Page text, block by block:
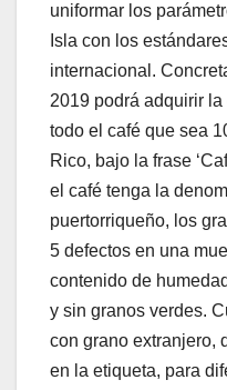
uniformar los
Isla con los
internacional.
2019 podrá adquirir
todo el café que sea
Rico, bajo la frase
el café tenga la
puertorriqueño, los
5 defectos en una
contenido de
y sin granos verdes.
con grano extranjero,
en la etiqueta, para